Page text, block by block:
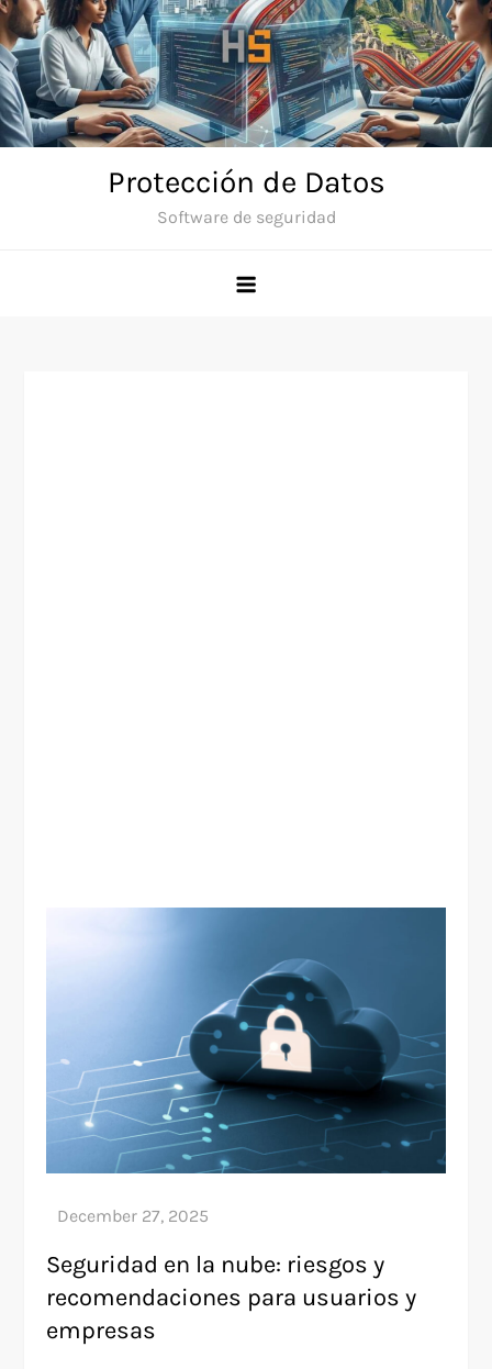
Skip
to
content
Protección de Datos
Software de seguridad
Seguridad en la nube: riesgos y
recomendaciones para usuarios y
empresas